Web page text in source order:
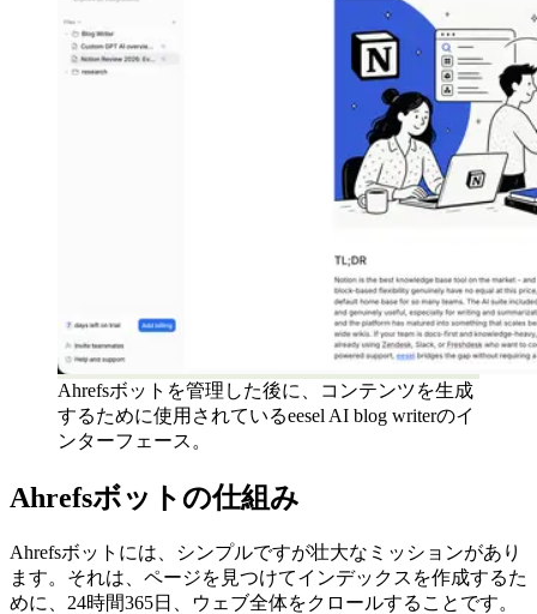
Ahrefsボットを管理した後に、コンテンツを生成
するために使用されているeesel AI blog writerのイ
ンターフェース。
Ahrefsボットの仕組み
Ahrefsボットには、シンプルですが壮大なミッションがあり
ます。それは、ページを見つけてインデックスを作成するた
めに、24時間365日、ウェブ全体をクロールすることです。